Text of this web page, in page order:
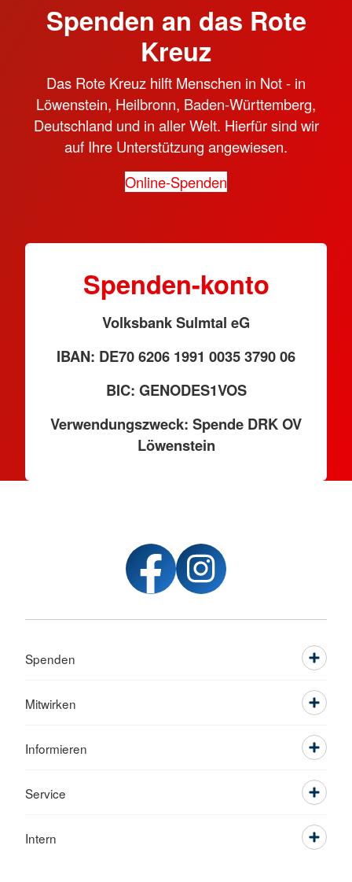
Spenden an das Rote
Kreuz
Das Rote Kreuz hilft Menschen in Not - in
Löwenstein, Heilbronn, Baden-Württemberg,
Deutschland und in aller Welt. Hierfür sind wir
auf Ihre Unterstützung angewiesen.
Online-Spenden
Spenden-konto
Volksbank Sulmtal eG
IBAN: DE70 6206 1991 0035 3790 06
BIC: GENODES1VOS
Verwendungszweck: Spende DRK OV
Löwenstein
Spenden
Mitwirken
Informieren
Service
Intern